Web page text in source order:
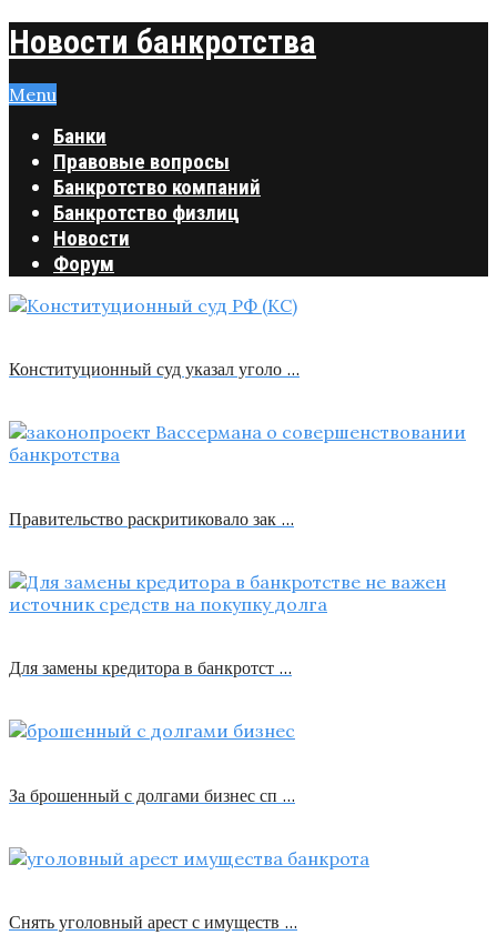
Новости банкротства
Menu
Банки
Правовые вопросы
Банкротство компаний
Банкротство физлиц
Новости
Форум
Конституционный суд указал уголо …
Правительство раскритиковало зак …
Для замены кредитора в банкротст …
За брошенный с долгами бизнес сп …
Снять уголовный арест с имуществ …